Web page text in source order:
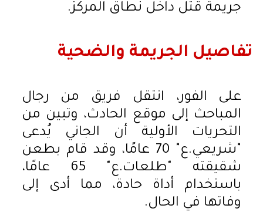
جريمة قتل داخل نطاق المركز.
تفاصيل الجريمة والضحية
على الفور، انتقل فريق من رجال
المباحث إلى موقع الحادث، وتبين من
التحريات الأولية أن الجاني يُدعى
"شريعي.ع" 70 عامًا، وقد قام بطعن
شقيقته "طلعات.ع" 65 عامًا،
باستخدام أداة حادة، مما أدى إلى
وفاتها في الحال.